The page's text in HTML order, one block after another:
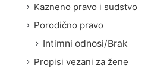
Kazneno pravo i sudstvo
Porodično pravo
Intimni odnosi/Brak
Propisi vezani za žene